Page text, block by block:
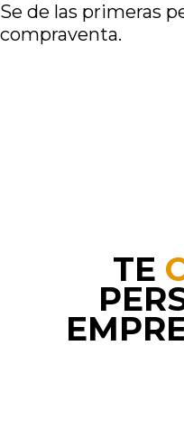
Se de las primeras
compraventa.
TE